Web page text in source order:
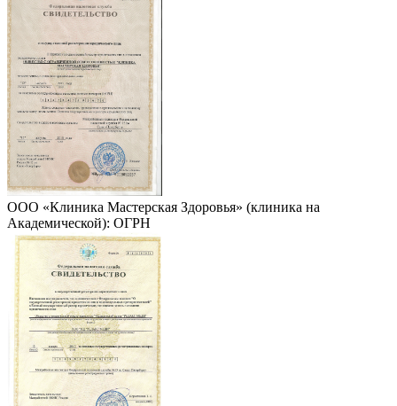
ООО «Клиника Мастерская Здоровья» (клиника на
Академической): ОГРН